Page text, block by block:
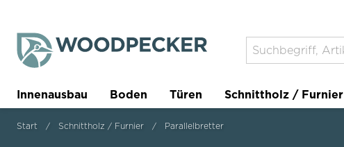
Innenausbau Boden Türen Schnittholz / Furnier
Trockenbau Planer
Start Schnittholz / Furnier Parallelbretter